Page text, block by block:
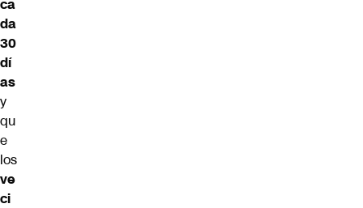
ca
da
30
dí
as
y
qu
e
los
ve
ci